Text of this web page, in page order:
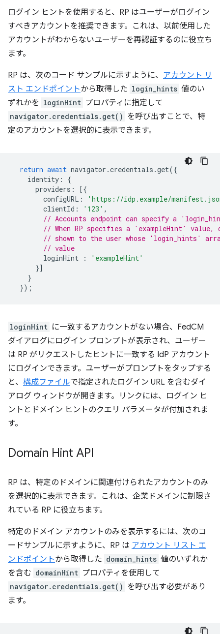
ログイン ヒントを使用すると、RP はユーザーがログイン
すべきアカウントを推奨できます。これは、以前使用した
アカウントがわからないユーザーを再認証するのに役立ち
ます。
RP は、次のコード サンプルに示すように、 アカウント リ
スト エンドポイントから取得した login_hints 値のい
ずれかを loginHint プロパティに指定して
navigator.credentials.get() を呼び出すことで、特
定のアカウントを選択的に表示できます。
return await navigator .credentials .get({
identity :
{
providers :
[{
configURL :
'https://idp.example/
clientId : '123' ,
// Accounts endpoint can specify a
// When RP specifies a 'exampleHint' value,
// shown to the user whose 'login_hints'
// value
loginHint
:
'exampleHint'
}]
}
});
loginHint に一致するアカウントがない場合、FedCM
ダイアログにログイン プロンプトが表示され、ユーザー
は RP がリクエストしたヒントに一致する IdP アカウント
にログインできます。ユーザーがプロンプトをタップする
と、 構成ファイルで指定されたログイン URL を含むダイ
アログ ウィンドウが開きます。リンクには、ログイン ヒ
ントとドメイン ヒントのクエリ パラメータが付加されま
す。
Domain Hint API
RP は、特定のドメインに関連付けられたアカウントのみ
を選択的に表示できます。これは、企業ドメインに制限さ
れている RP に役立ちます。
特定のドメイン アカウントのみを表示するには、次のコ
ードサンプルに示すように、RP は アカウント リスト エ
ンドポイントから取得した domain_hints 値のいずれか
を含む domainHint プロパティを使用して
navigator.credentials.get() を呼び出す必要があり
ます。